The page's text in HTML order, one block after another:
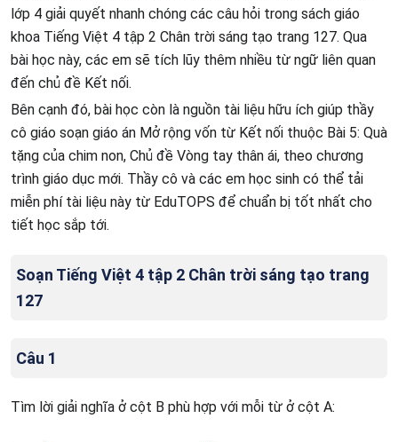
lớp 4 giải quyết nhanh chóng các câu hỏi trong sách giáo
khoa Tiếng Việt 4 tập 2 Chân trời sáng tạo trang 127. Qua
bài học này, các em sẽ tích lũy thêm nhiều từ ngữ liên quan
đến chủ đề Kết nối.
Bên cạnh đó, bài học còn là nguồn tài liệu hữu ích giúp thầy
cô giáo soạn giáo án Mở rộng vốn từ Kết nối thuộc Bài 5: Quà
tặng của chim non, Chủ đề Vòng tay thân ái, theo chương
trình giáo dục mới. Thầy cô và các em học sinh có thể tải
miễn phí tài liệu này từ EduTOPS để chuẩn bị tốt nhất cho
tiết học sắp tới.
Soạn Tiếng Việt 4 tập 2 Chân trời sáng tạo trang
127
Câu 1
Tìm lời giải nghĩa ở cột B phù hợp với mỗi từ ở cột A: